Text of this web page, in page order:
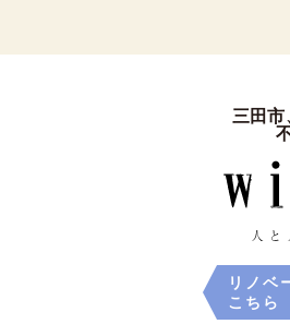
三田
リノベ
こちら